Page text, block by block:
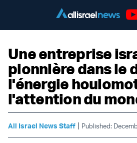
Une entreprise
pionnière dans le
l'énergie
l'attention du
All Israel News Staff | Published: